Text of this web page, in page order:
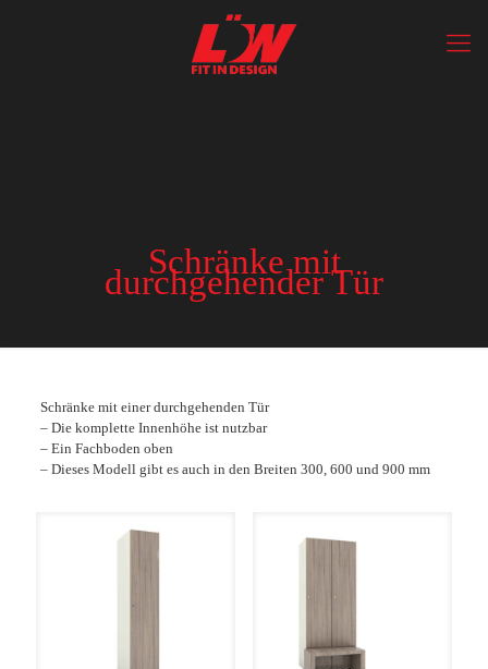
Schränke mit
durchgehender Tür
Schränke mit einer durchgehenden Tür
– Die komplette Innenhöhe ist nutzbar
– Ein Fachboden oben
– Dieses Modell gibt es auch in den Breiten 300, 600 und 900 mm